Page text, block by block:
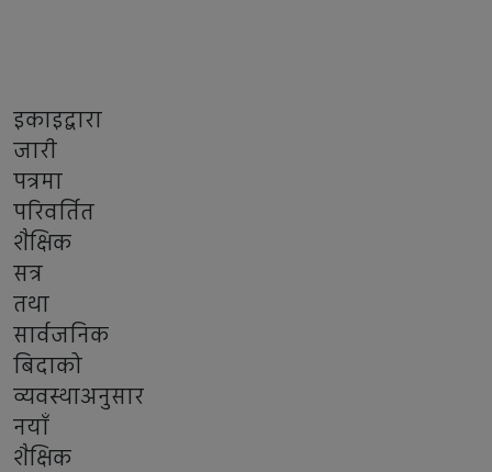
इकाइद्वारा
जारी
पत्रमा
परिवर्तित
शैक्षिक
सत्र
तथा
सार्वजनिक
बिदाको
व्यवस्थाअनुसार
नयाँ
शैक्षिक